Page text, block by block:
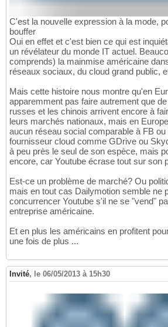
C'est la nouvelle expression à la mode,
bouffer
Oui en effet et c'est bien ce qui est
un révélateur du monde IT actuel.
comprends) la mainmise américaine
réseaux sociaux, du cloud grand public,
Mais cette histoire nous montre qu'en
apparemment pas faire autrement que
russes et les chinois arrivent encore à
leurs marchés nationaux, mais en
aucun réseau social comparable à FB ou
fournisseur cloud comme GDrive ou
à peu près le seul de son espèce, mais
encore, car Youtube écrase tout sur son
Est-ce un problème de marché? Ou
mais en tout cas Dailymotion semble ne
concurrencer Youtube s'il ne se "vend"
entreprise américaine.
Et en plus les américains en profitent
une fois de plus ...
Invité, le 06/05/2013 à 15h30